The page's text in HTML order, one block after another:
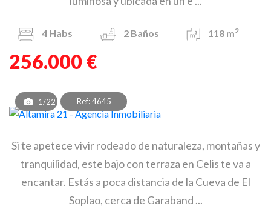
4 Habs 2 Baños 118 m2
256.000 €
1/22 Ref: 4645
Si te apetece vivir rodeado de naturaleza, montañas y
tranquilidad, este bajo con terraza en Celis te va a
encantar. Estás a poca distancia de la Cueva de El
Soplao, cerca de Garaband ...